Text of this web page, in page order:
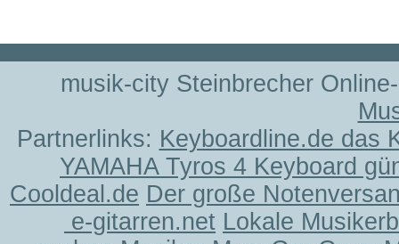
musik-city Steinbrecher
Partnerlinks: Keyboardline.de das
YAMAHA Tyros 4 Keyboard
Cooldeal.de Der große
e-gitarren.net Lokale